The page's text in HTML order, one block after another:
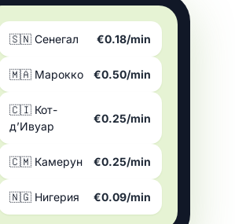
🇸🇳 Сенегал €0.18/min
🇲🇦 Марокко €0.50/min
🇨🇮 Кот-
д’Ивуар
€0.25/min
🇨🇲 Камерун €0.25/min
🇳🇬 Нигерия €0.09/min